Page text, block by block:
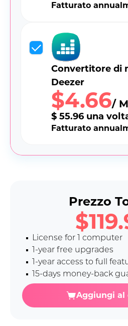
Fatturato
Convertitore di
Deezer
$4.66/
$ 55.96 una
Fatturato
Prezzo
License for 1 computer
1-year free upgrades
1-year access to full
15-days money-back
Aggiungi al